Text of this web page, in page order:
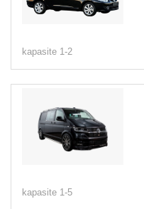
kapasite 1-2
kapasite 1-5